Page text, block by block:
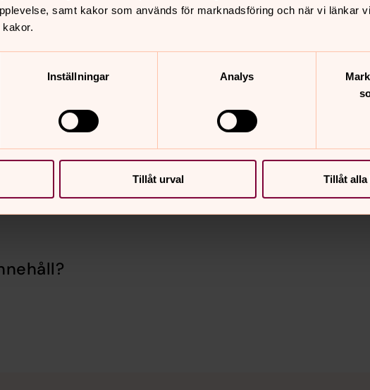
samt kakor som används för marknadsföring och när vi länkar
Inställningar Analys
Tillåt urval Tillåt alla